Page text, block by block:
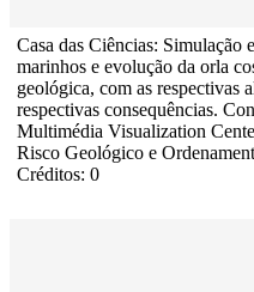
Casa das Ciências: Simulação
marinhos e evolução da orla
geológica, com as respectivas
respectivas consequências.
Multimédia Visualization
Risco Geológico e
Créditos: 0